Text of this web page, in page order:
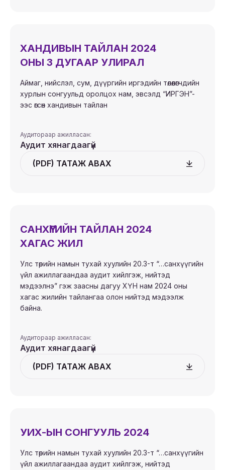
ХАНДИВЫН ТАЙЛАН 2024
ОНЫ 3 ДУГААР УЛИРАЛ
Аймаг, нийслэл, сум, дүүргийн иргэдийн төлөөлөгчдийн
хурлын сонгуульд оролцох нам, эвсэлд “ИРГЭН”-
ээс өгсөн хандивын тайлан
Аудитораар ажилласан:
Аудит хянагдаагүй
(PDF) ТАТАЖ АВАХ
САНХҮҮГИЙН ТАЙЛАН 2024
ХАГАС ЖИЛ
Улс төрийн намын тухай хуулийн 20.3-т “…санхүүгийн
үйл ажиллагаандаа аудит хийлгэж, нийтэд
мэдээлнэ” гэж заасны дагуу ХҮН нам 2024 оны
хагас жилийн тайлангаа олон нийтэд мэдээлж
байна.
Аудитораар ажилласан:
Аудит хянагдаагүй
(PDF) ТАТАЖ АВАХ
УИХ-ЫН СОНГУУЛЬ 2024
Улс төрийн намын тухай хуулийн 20.3-т “…санхүүгийн
үйл ажиллагаандаа аудит хийлгэж, нийтэд